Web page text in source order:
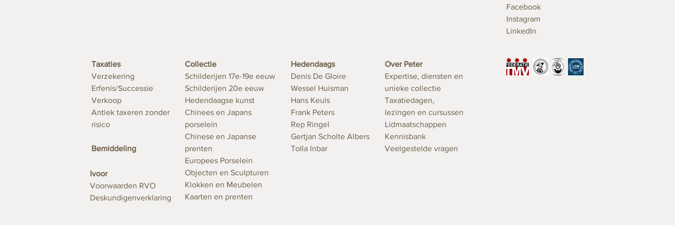
Facebook
Instagram
LinkedIn
Taxaties
Verzekering
Erfenis/Successie
Verkoop
Antiek taxeren zonder
risico
Bemiddeling
Ivoor
Voorwaarden RVO
Deskundigenverklaring
Collectie
Schilderijen 17e-19e eeuw
Schilderijen 20e eeuw
Hedendaagse kunst
Chinees en Japans
porselein
Chinese en Japanse
prenten
Europees Porselein
Objecten en Sculpturen
Klokken en Meubelen
Kaarten en prenten
Hedendaags
Denis De Gloire
Wessel Huisman
Hans Keuls
Frank Peters
Rep Ringel
Gertjan Scholte Albers
Tolla Inbar
Over Peter
Expertise, diensten en
unieke collectie
Taxatiedagen,
lezingen en cursussen
Lidmaatschappen
Kennisbank
Veelgestelde vragen